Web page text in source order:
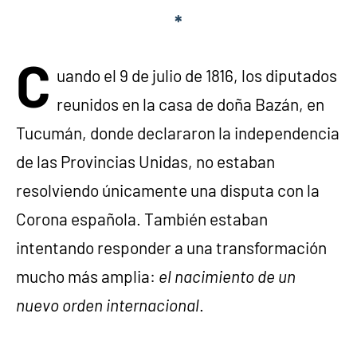
*
C uando el 9 de julio de 1816, los diputados
reunidos en la casa de doña Bazán, en
Tucumán, donde declararon la independencia
de las Provincias Unidas, no estaban
resolviendo únicamente una disputa con la
Corona española. También estaban
intentando responder a una transformación
mucho más amplia: el nacimiento de un
nuevo orden internacional.